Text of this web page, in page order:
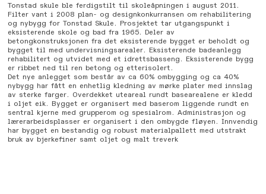
Tonstad skule ble ferdigstilt til skoleåpningen i august 2011.
Filter vant i 2008 plan- og designkonkurransen om rehabilitering
og nybygg for Tonstad Skule. Prosjektet tar utgangspunkt i
eksisterende skole og bad fra 1965. Deler av
betongkonstruksjonen fra det eksisterende bygget er beholdt og
bygget til med undervisningsarealer. Eksisterende badeanlegg
rehabilitert og utvidet med et idrettsbasseng. Eksisterende bygg
er ribbet ned til ren betong og etterisolert.
Det nye anlegget som består av ca 60% ombygging og ca 40%
nybygg har fått en enhetlig kledning av mørke plater med innslag
av sterke farger. Overdekket uteareal rundt basearealene er kledd
i oljet eik. Bygget er organisert med baserom liggende rundt en
sentral kjerne med grupperom og spesialrom. Administrasjon og
lærerarbeidsplasser er organisert i den ombygde fløyen. Innvendig
har bygget en bestandig og robust materialpallett med utstrakt
bruk av bjerkefiner samt oljet og malt treverk